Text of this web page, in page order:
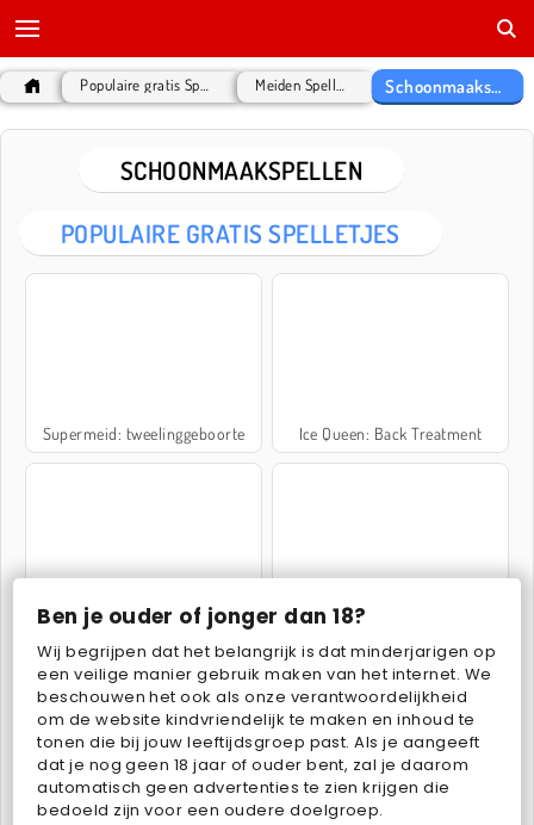
Ben je ouder of jonger dan 18?
Wij begrijpen dat het belangrijk is dat minderjarigen op
een veilige manier gebruik maken van het internet. We
beschouwen het ook als onze verantwoordelijkheid
om de website kindvriendelijk te maken en inhoud te
tonen die bij jouw leeftijdsgroep past. Als je aangeeft
dat je nog geen 18 jaar of ouder bent, zal je daarom
automatisch geen advertenties te zien krijgen die
bedoeld zijn voor een oudere doelgroep.
Schoonmaakspellen
SCHOONMAAKSPELLEN
POPULAIRE GRATIS SPELLETJES
Supermeid: tweelinggeboorte Ice Queen: Back Treatment
Koken met Baby Hazel Baby Hazel: toilethygiëne
De Smurfen: Ocean Cleanup Baby Hazel: dierendokter